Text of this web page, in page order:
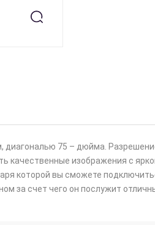
75 – дюйма.
изображения с
которой вы сможете
за счет чего он послужит